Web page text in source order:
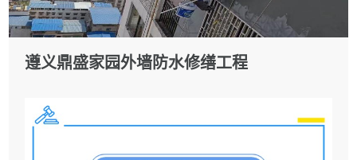
遵义鼎盛家园外墙防水修缮工程